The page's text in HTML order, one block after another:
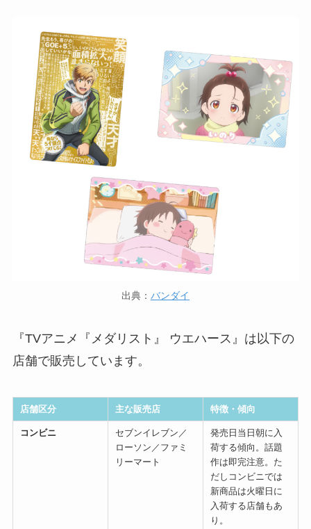
出典： バンダイ
『TVアニメ『メダリスト』 ウエハース』は以下の
店舗で販売しています。
店舗区分 主な販売店 特徴・傾向
コンビニ
セブンイレブン／
ローソン／ファミ
リーマート
発売日当日朝に入
荷する傾向。話題
作は即完注意。た
だしコンビニでは
新商品は火曜日に
入荷する店舗もあ
り。